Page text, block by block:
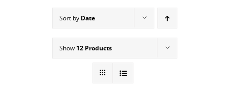
Sort by Date
Show 12 Products